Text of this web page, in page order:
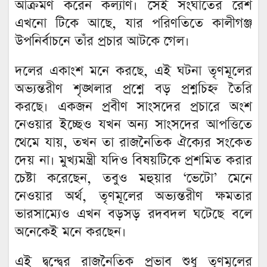
আক্রমণ করেন কল্যাণ। সেই সংঘাতের রেশ
এখনো টিকে আছে, যার পরিণতিতে কালীগঞ্জ
উপনির্বাচনে তাঁর প্রচার আটকে গেল।
দলের একাংশ মনে করছে, এই ঘটনা তৃণমূলের
অভ্যন্তরীণ শৃঙ্খলার প্রশ্নে বড় প্রশ্নচিহ্ন তৈরি
করছে। একজন প্রবীণ সাংসদের প্রচারে অংশ
নেওয়ার ইচ্ছেও যখন অন্য সাংসদের আপত্তিতে
থেমে যায়, তখন তা রাজনৈতিক ঐক্যের সংকেত
দেয় না। মুখ্যমন্ত্রী যদিও বিষয়টিকে প্রশমিত করার
চেষ্টা করেছেন, তবুও মহুয়ার ‘ভেটো’ মেনে
নেওয়ার অর্থ, তৃণমূলের অভ্যন্তরীণ ক্ষমতার
ভারসাম্যেও এখন বড়সড় রদবদল ঘটেছে বলে
অনেকেই মনে করছেন।
এই দ্বন্দ্বের রাজনৈতিক প্রভাব শুধু তৃণমূলের